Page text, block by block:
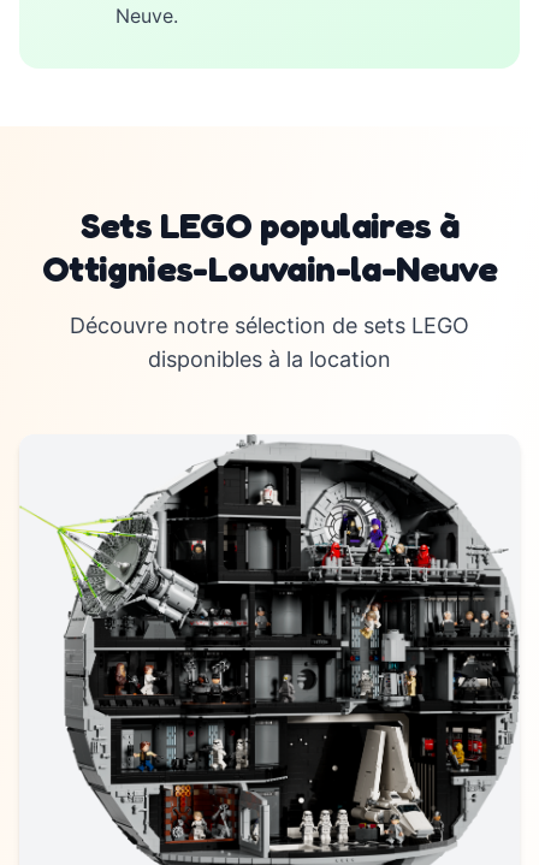
Neuve.
Sets LEGO populaires à
Ottignies-Louvain-la-Neuve
Découvre notre sélection de sets LEGO
disponibles à la location